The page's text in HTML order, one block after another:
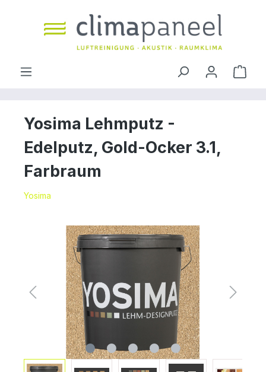
Yosima Lehmputz -
Edelputz, Gold-Ocker 3.1,
Farbraum
Yosima